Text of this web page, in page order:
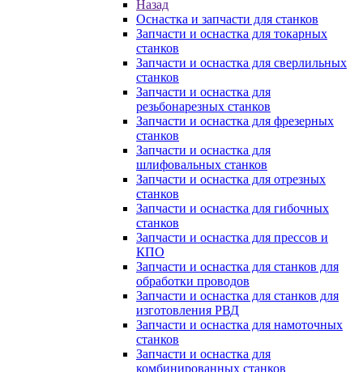
Назад
Оснастка и запчасти для станков
Запчасти и оснастка для токарных
станков
Запчасти и оснастка для сверлильных
станков
Запчасти и оснастка для
резьбонарезных станков
Запчасти и оснастка для фрезерных
станков
Запчасти и оснастка для
шлифовальных станков
Запчасти и оснастка для отрезных
станков
Запчасти и оснастка для гибочных
станков
Запчасти и оснастка для прессов и
КПО
Запчасти и оснастка для станков для
обработки проводов
Запчасти и оснастка для станков для
изготовления РВД
Запчасти и оснастка для намоточных
станков
Запчасти и оснастка для
комбинированных станков